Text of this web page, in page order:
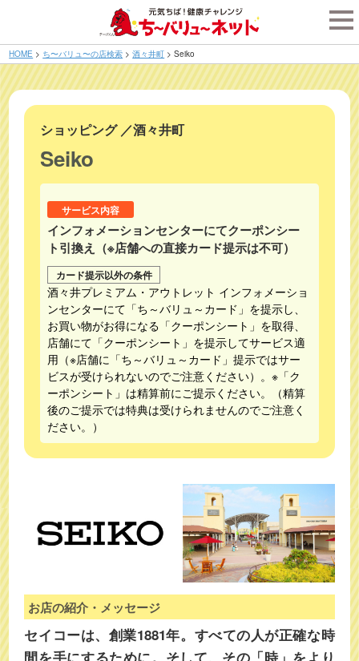
HOME > ち〜バリュ〜の店検索 >酒々井町 >Seiko
ショッピング ／酒々井町
Seiko
サービス内容
インフォメーションセンターにてクーポンシー
ト引換え（※店舗への直接カード提示は不可）
カード提示以外の条件
酒々井プレミアム・アウトレット インフォメーショ
ンセンターにて「ち～バリュ～カード」を提示し、
お買い物がお得になる「クーポンシート」を取得、
店舗にて「クーポンシート」を提示してサービス適
用（※店舗に「ち～バリュ～カード」提示ではサー
ビスが受けられないのでご注意ください）。※「ク
ーポンシート」は精算前にご提示ください。（精算
後のご提示では特典は受けられませんのでご注意く
ださい。）
お店の紹介・メッセージ
セイコーは、創業1881年。すべての人が正確な時
間を手にするために。そして、その「時」をより